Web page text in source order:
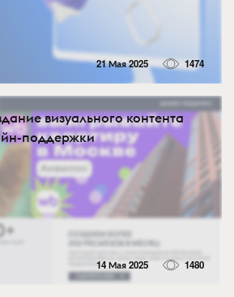
21 Мая 2025 1474
визуального контента
поддержки
14 Мая 2025 1480